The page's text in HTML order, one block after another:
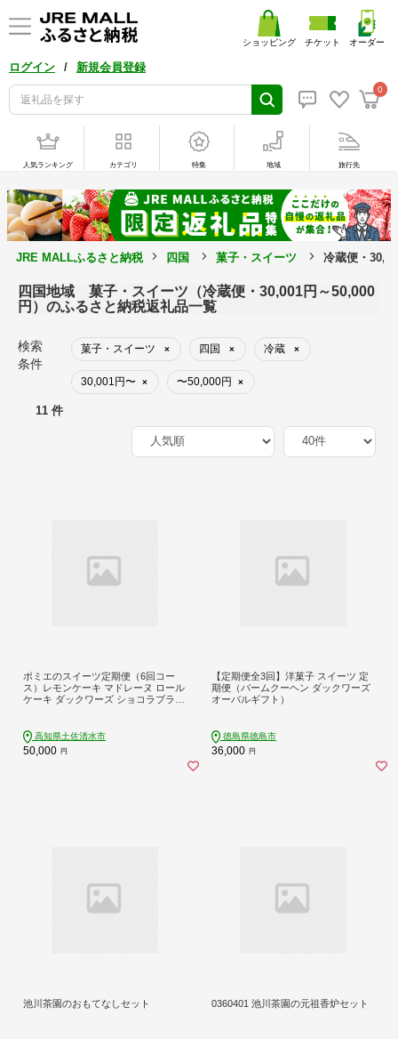
ログイン / 新規会員登録
0
ショッピング チケット オーダー
人気ランキング カテゴリ 特集 地域 旅行先
JRE MALLふるさと納税 四国 菓子・スイーツ 冷蔵便・
四国地域 菓子・スイーツ（冷蔵便・30,001円～50,000
円）のふるさと納税返礼品一覧
検索
条件
菓子・スイーツ × 四国 × 冷蔵 ×
30,001円〜 × 〜50,000円 ×
11 件
ポミエのスイーツ定期便（6回コー
ス）レモンケーキ マドレーヌ ロール
ケーキ ダックワーズ ショコラブラン
土産 高級感【J00233】
高知県土佐清水市
50,000 円
【定期便全3回】洋菓子 スイーツ 定
期便（バームクーヘン ダックワーズ
オーバルギフト）
徳島県徳島市
36,000 円
池川茶園のおもてなしセット 0360401 池川茶園の元祖香炉セット